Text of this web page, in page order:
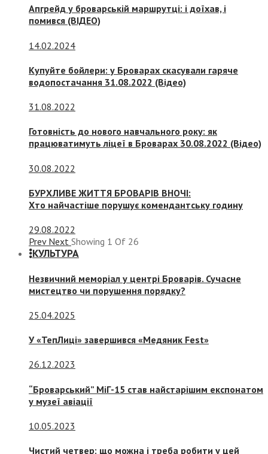
Апгрейд у броварській маршрутці: і доїхав, і
помився (ВІДЕО)
14.02.2024
Купуйте бойлери: у Броварах скасували гаряче
водопостачання 31.08.2022 (Відео)
31.08.2022
Готовність до нового навчального року: як
працюватимуть ліцеї в Броварах 30.08.2022 (Відео)
30.08.2022
БУРХЛИВЕ ЖИТТЯ БРОВАРІВ ВНОЧІ:
Хто найчастіше порушує комендантську годину
29.08.2022
Prev Next Showing 1 Of 26
КУЛЬТУРА
Незвичний меморіал у центрі Броварів. Сучасне
мистецтво чи порушення порядку?
25.04.2025
У «ТепЛиці» завершився «Медяник Fest»
26.12.2023
“Броварський” МіГ-15 став найстарішим експонатом
у музеї авіації
10.05.2023
Чистий четвер: що можна і треба робити у цей